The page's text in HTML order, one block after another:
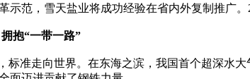
示范，雪天盐业将成功经验在省内外复制推广
抱“一带一路”
准走向世界。在东海之滨，我国首个超深水